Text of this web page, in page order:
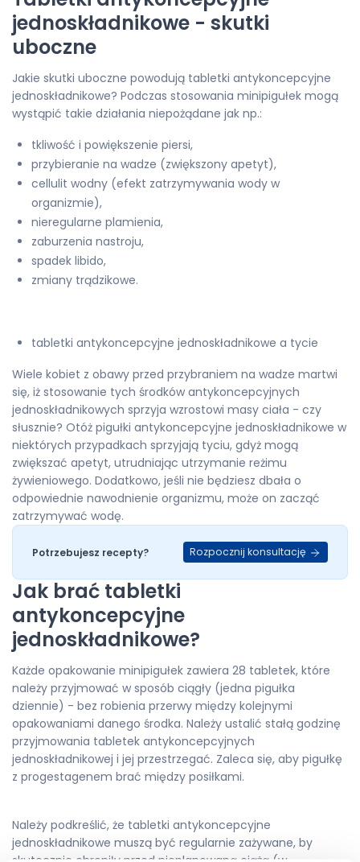
jednoskładnikowe - skutki
uboczne
Jakie skutki uboczne powodują tabletki antykoncepcyjne
jednoskładnikowe? Podczas stosowania minipigułek mogą
wystąpić takie działania niepożądane jak np.:
tkliwość i powiększenie piersi,
przybieranie na wadze (zwiększony apetyt),
cellulit wodny (efekt zatrzymywania wody w
organizmie),
nieregularne plamienia,
zaburzenia nastroju,
spadek libido,
zmiany trądzikowe.
tabletki antykoncepcyjne jednoskładnikowe a tycie
Wiele kobiet z obawy przed przybraniem na wadze martwi
się, iż stosowanie tych środków antykoncepcyjnych
jednoskładnikowych sprzyja wzrostowi masy ciała - czy
słusznie? Otóż pigułki antykoncepcyjne jednoskładnikowe w
niektórych przypadkach sprzyjają tyciu, gdyż mogą
zwiększać apetyt, utrudniając utrzymanie reżimu
żywieniowego. Dodatkowo, jeśli nie będziesz dbała o
odpowiednie nawodnienie organizmu, może on zacząć
zatrzymywać wodę.
Potrzebujesz recepty? Rozpocznij konsultację
Jak brać tabletki
antykoncepcyjne
jednoskładnikowe?
Każde opakowanie minipigułek zawiera 28 tabletek, które
należy przyjmować w sposób ciągły (jedna pigułka
dziennie) - bez robienia przerwy między kolejnymi
opakowaniami danego środka. Należy ustalić stałą godzinę
przyjmowania tabletek antykoncepcyjnych
jednoskładnikowej i jej przestrzegać. Zaleca się, aby pigułkę
z progestagenem brać między posiłkami.
Należy podkreślić, że tabletki antykoncepcyjne
jednoskładnikowe muszą być regularnie zażywane, by